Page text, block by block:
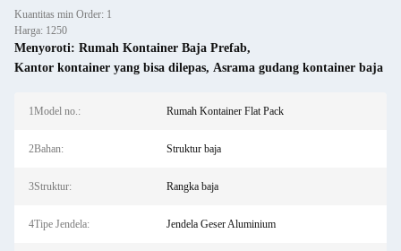
Kuantitas min Order: 1
Harga: 1250
Menyoroti: Rumah Kontainer Baja Prefab,
Kantor kontainer yang bisa dilepas, Asrama gudang kontainer baja
1Model no.: Rumah Kontainer Flat Pack
2Bahan: Struktur baja
3Struktur: Rangka baja
4Tipe Jendela: Jendela Geser Aluminium